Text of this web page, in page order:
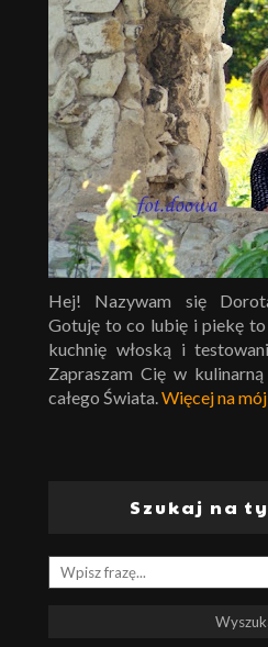
Hej! Nazywam się
Gotuję to co lubię i piekę
kuchnię włoską i
Zapraszam Cię w
całego Świata. Więcej na
Szukaj na